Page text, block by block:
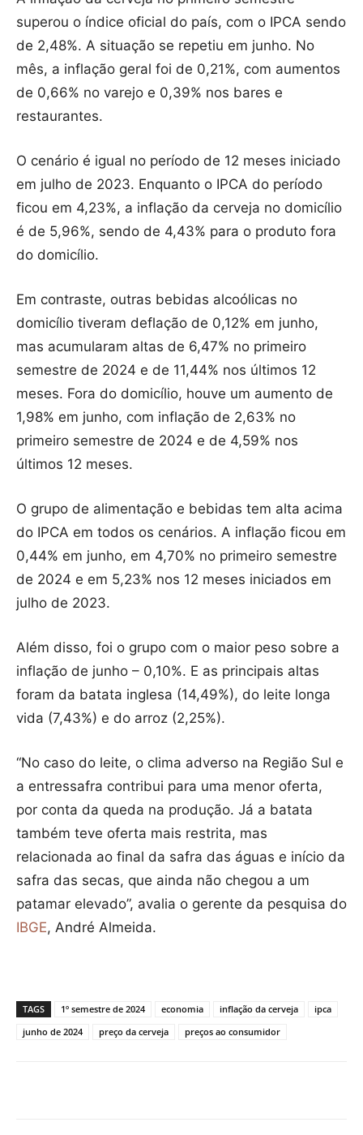
superou o índice oficial do país, com o IPCA sendo
de 2,48%. A situação se repetiu em junho. No
mês, a inflação geral foi de 0,21%, com aumentos
de 0,66% no varejo e 0,39% nos bares e
restaurantes.
O cenário é igual no período de 12 meses iniciado
em julho de 2023. Enquanto o IPCA do período
ficou em 4,23%, a inflação da cerveja no domicílio
é de 5,96%, sendo de 4,43% para o produto fora
do domicílio.
Em contraste, outras bebidas alcoólicas no
domicílio tiveram deflação de 0,12% em junho,
mas acumularam altas de 6,47% no primeiro
semestre de 2024 e de 11,44% nos últimos 12
meses. Fora do domicílio, houve um aumento de
1,98% em junho, com inflação de 2,63% no
primeiro semestre de 2024 e de 4,59% nos
últimos 12 meses.
O grupo de alimentação e bebidas tem alta acima
do IPCA em todos os cenários. A inflação ficou em
0,44% em junho, em 4,70% no primeiro semestre
de 2024 e em 5,23% nos 12 meses iniciados em
julho de 2023.
Além disso, foi o grupo com o maior peso sobre a
inflação de junho – 0,10%. E as principais altas
foram da batata inglesa (14,49%), do leite longa
vida (7,43%) e do arroz (2,25%).
“No caso do leite, o clima adverso na Região Sul e
a entressafra contribui para uma menor oferta,
por conta da queda na produção. Já a batata
também teve oferta mais restrita, mas
relacionada ao final da safra das águas e início da
safra das secas, que ainda não chegou a um
patamar elevado”, avalia o gerente da pesquisa do
IBGE, André Almeida.
TAGS 1º semestre de 2024 economia inflação da cerveja
ipca
junho de 2024
preço da cerveja preços ao consumidor